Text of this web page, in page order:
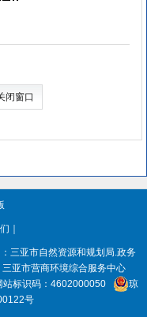
闭窗口
｜
三亚市自然资源和规划局.政务
亚市营商环境综合服务中心
标识码： 4602000050
琼
号